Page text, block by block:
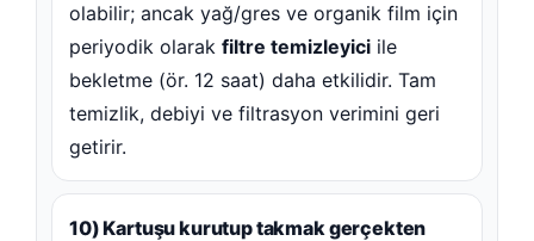
olabilir; ancak yağ/gres ve organik film için
periyodik olarak filtre temizleyici ile
bekletme (ör. 12 saat) daha etkilidir. Tam
temizlik, debiyi ve filtrasyon verimini geri
getirir.
10) Kartuşu kurutup takmak gerçekten